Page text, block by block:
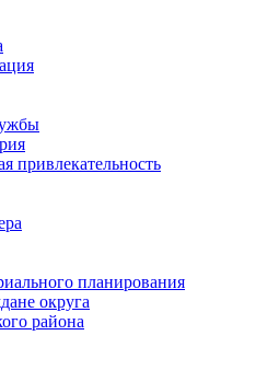
привлекательность
планирования
округа
района